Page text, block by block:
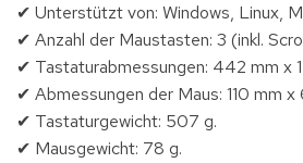
✔ Unterstützt von: Windows, Linux,
✔ Anzahl der Maustasten: 3 (inkl.
✔ Tastaturabmessungen: 442 mm x
✔ Abmessungen der Maus: 110 mm
✔ Tastaturgewicht: 507 g.
✔ Mausgewicht: 78 g.